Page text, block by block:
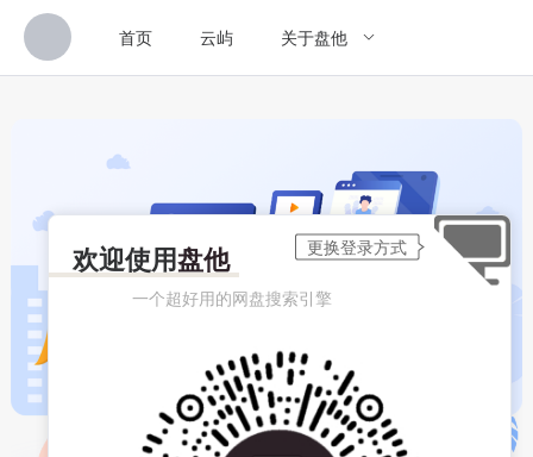
首页 云屿 关于盘他
欢迎使用盘他
一个超好用的网盘搜索引擎